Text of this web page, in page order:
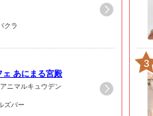
クラ
ェ あにまる宮殿
ニマルキュウデン
ズバー
3